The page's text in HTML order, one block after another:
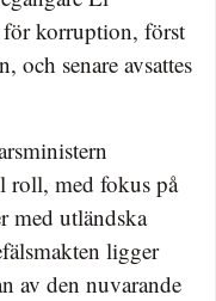
för korruption, först
och senare avsattes
roll, med fokus på
med utländska
ligger
av den nuvarande